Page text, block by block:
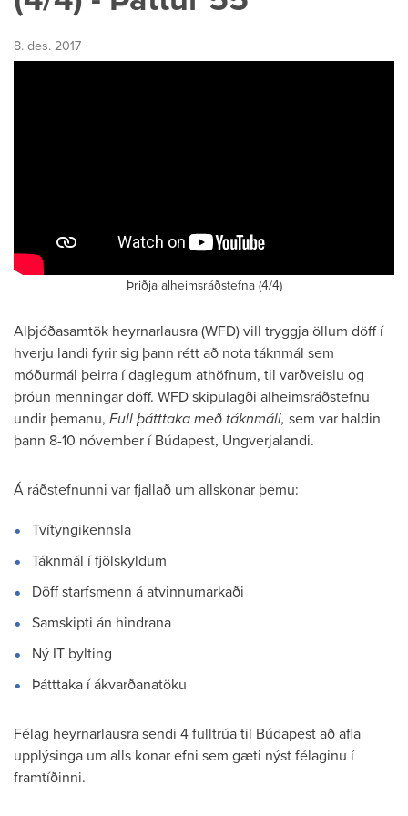
8. des. 2017
Þriðja alheimsráðstefna (4/4)
Alþjóðasamtök heyrnarlausra (WFD) vill tryggja öllum döff í
hverju landi fyrir sig þann rétt að nota táknmál sem
móðurmál þeirra í daglegum athöfnum, til varðveislu og
þróun menningar döff. WFD skipulagði alheimsráðstefnu
undir þemanu, Full þátttaka með táknmáli, sem var haldin
þann 8-10 nóvember í Búdapest, Ungverjalandi.
Á ráðstefnunni var fjallað um allskonar þemu:
Tvítyngikennsla
Táknmál í fjölskyldum
Döff starfsmenn á atvinnumarkaði
Samskipti án hindrana
Ný IT bylting
Þátttaka í ákvarðanatöku
Félag heyrnarlausra sendi 4 fulltrúa til Búdapest að afla
upplýsinga um alls konar efni sem gæti nýst félaginu í
framtíðinni.​